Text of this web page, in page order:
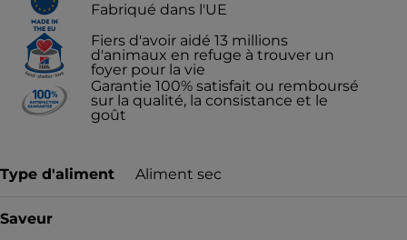
Fabriqué dans l'UE
Fiers d'avoir aidé 13 millions
d'animaux en refuge à trouver un
foyer pour la vie
Garantie 100% satisfait ou remboursé
sur la qualité, la consistance et le
goût
Type d'aliment Aliment sec
Saveur